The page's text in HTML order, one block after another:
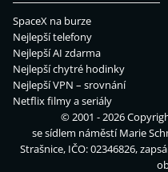
SpaceX na burze
Nejlepší telefony
Nejlepší AI zdarma
Nejlepší chytré hodinky
Nejlepší VPN – srovnání
Netflix filmy a seriály
© 2001 - 2026
se sídlem náměstí Marie
Strašnice, IČO: 02346826,